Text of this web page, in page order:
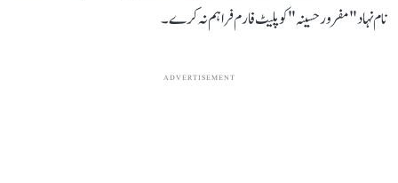
نام نہاد "مفرور حسینہ" کو پلیٹ فارم فراہم نہ کرے۔
ADVERTISEMENT